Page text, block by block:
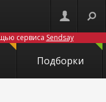
сервиса Sendsay
Подборки